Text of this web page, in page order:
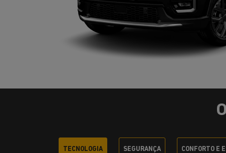
TECNOLOGIA SEGURANÇA CONFORTO E